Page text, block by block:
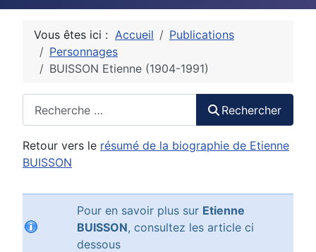
Vous êtes ici : Accueil
Publications
Personnages
BUISSON Etienne (1904-1991)
Rechercher
Retour vers le résumé de la biographie de Etienne
BUISSON
Pour en savoir plus sur Etienne
BUISSON, consultez les article ci
dessous